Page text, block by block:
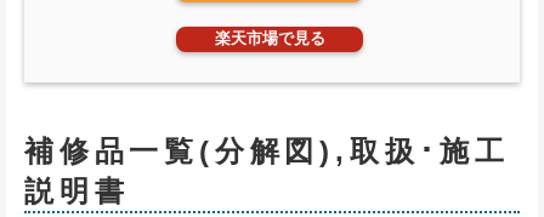
楽天市場で見る
補修品一覧(分解図),取扱･施工
説明書